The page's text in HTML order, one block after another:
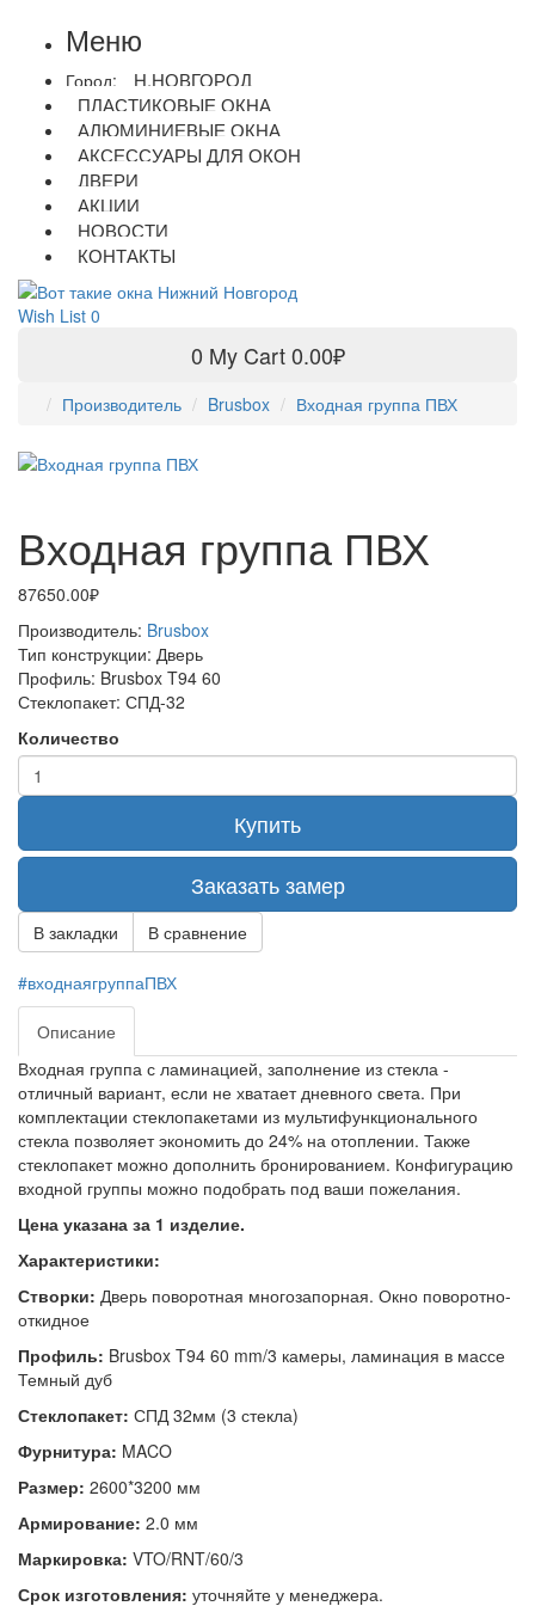
Меню
Город:
Н.НОВГОРОД
ПЛАСТИКОВЫЕ ОКНА
АЛЮМИНИЕВЫЕ ОКНА
АКСЕССУАРЫ ДЛЯ ОКОН
ДВЕРИ
АКЦИИ
НОВОСТИ
КОНТАКТЫ
Wish List 0
0 My Cart0.00₽
Производитель Brusbox Входная группа ПВХ
Входная группа ПВХ
87650.00₽
Производитель: Brusbox
Тип конструкции: Дверь
Профиль: Brusbox T94 60
Стеклопакет: СПД-32
Количество
Купить
Заказать замер
В закладки В сравнение
#входнаягруппаПВХ
Описание
Входная группа с ламинацией, заполнение из стекла -
отличный вариант, если не хватает дневного света. При
комплектации стеклопакетами из мультифункционального
стекла позволяет экономить до 24% на отоплении. Также
стеклопакет можно дополнить бронированием. Конфигурацию
входной группы можно подобрать под ваши пожелания.
Цена указана за 1 изделие.
Характеристики:
Створки: Дверь поворотная многозапорная. Окно поворотно-
откидное
Профиль: Brusbox T94 60 mm/3 камеры, ламинация в массе
Темный дуб
Стеклопакет: СПД 32мм (3 стекла)
Фурнитура: MACO
Размер: 2600*3200 мм
Армирование: 2.0 мм
Маркировка: VTO/RNT/60/3
Срок изготовления: уточняйте у менеджера.